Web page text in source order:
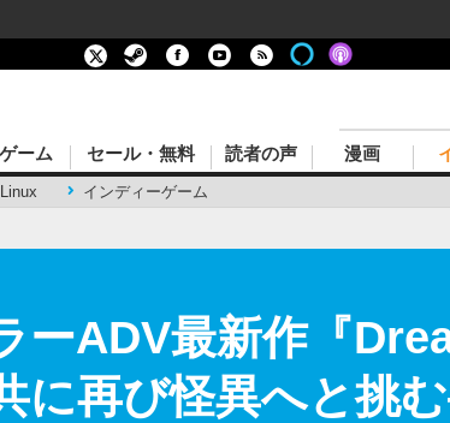
Linux インディーゲーム
ーム セール・無料 読者の声 漫画
ーADV最新作『
に再び怪異へと挑